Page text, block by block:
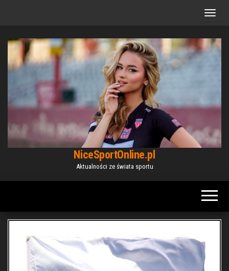
NiceSportOnline.pl
Aktualności ze świata sportu